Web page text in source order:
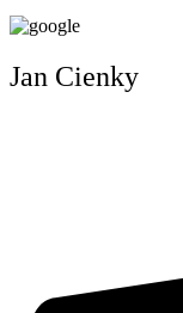
Jan Cienky